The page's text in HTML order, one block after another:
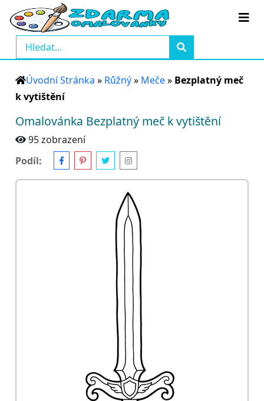
Úvodní Stránka » Růžný» Meče» Bezplatný meč
k vytištění
Omalovánka Bezplatný meč k vytištění
95 zobrazení
Podíl: